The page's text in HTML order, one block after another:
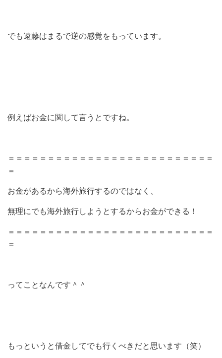
でも遠藤はまるで逆の感覚をもっています。
例えばお金に関して言うとですね。
＝＝＝＝＝＝＝＝＝＝＝＝＝＝＝＝＝＝＝＝＝＝＝＝＝＝
＝
お金があるから海外旅行するのではなく、
無理にでも海外旅行しようとするからお金ができる！
＝＝＝＝＝＝＝＝＝＝＝＝＝＝＝＝＝＝＝＝＝＝＝＝＝＝
＝
ってことなんです＾＾
もっというと借金してでも行くべきだと思います（笑）